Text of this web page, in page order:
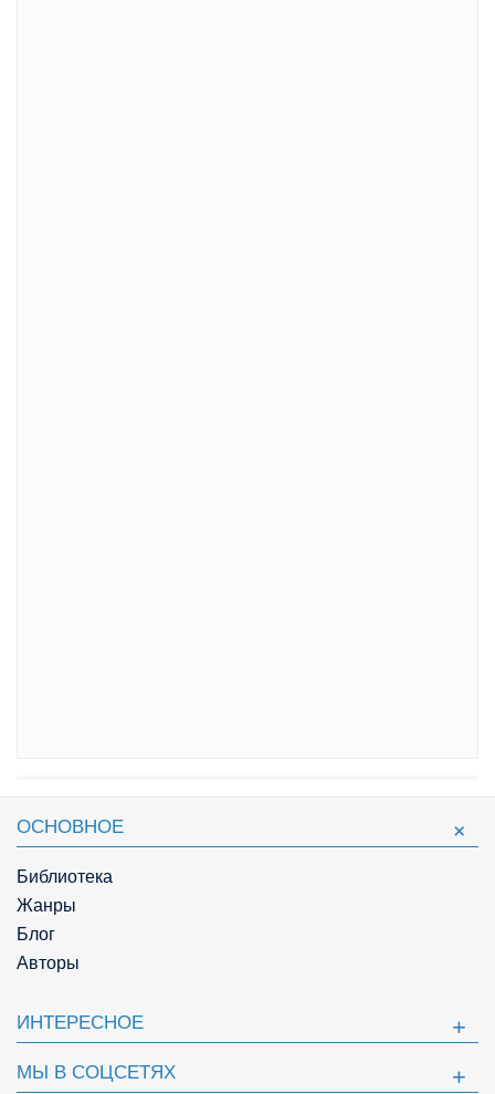
ОСНОВНОЕ
Библиотека
Жанры
Блог
Авторы
ИНТЕРЕСНОЕ
МЫ В СОЦСЕТЯХ